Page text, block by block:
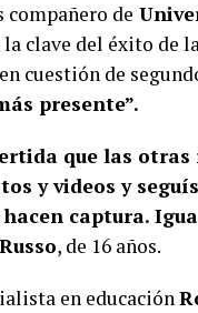
compañero de
clave del éxito de
cuestión de
presente”.
que las
y videos y
captura.
, de 16 años.
en educación